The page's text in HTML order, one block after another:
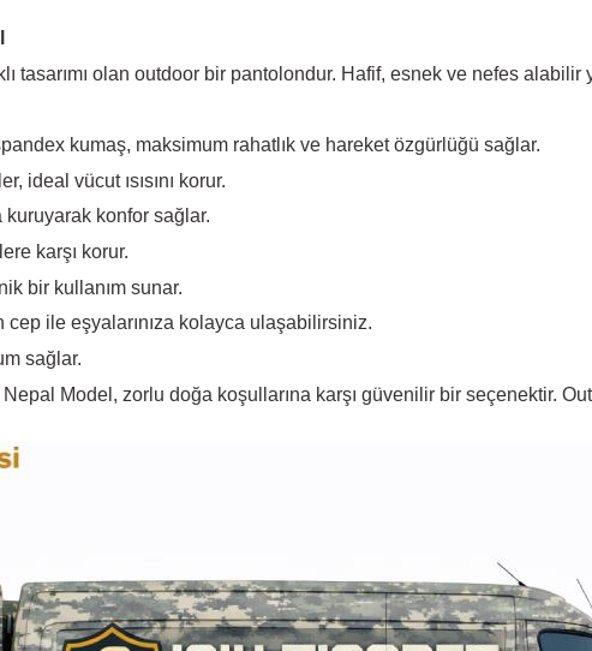
tasarımı olan outdoor bir pantolondur. Hafif, esnek ve nefes alabilir
kumaş, maksimum rahatlık ve hareket özgürlüğü sağlar.
ideal vücut ısısını korur.
kuruyarak konfor sağlar.
karşı korur.
bir kullanım sunar.
cep ile eşyalarınıza kolayca ulaşabilirsiniz.
sağlar.
Model, zorlu doğa koşullarına karşı güvenilir bir seçenektir.